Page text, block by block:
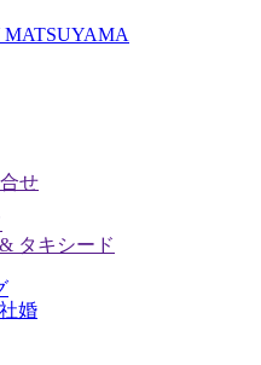
せ
タキシード
婚